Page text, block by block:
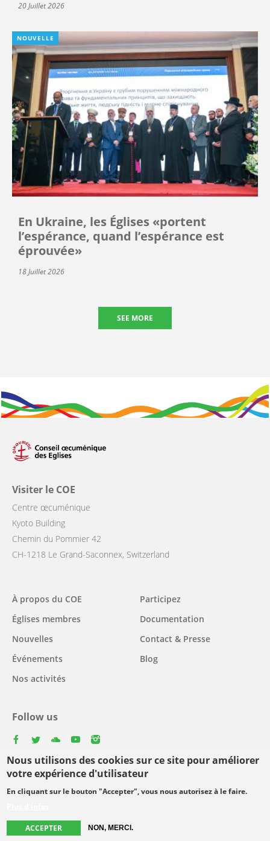
Nous utilisons des cookies sur ce site pour améliorer
votre expérience d'utilisateur
En cliquant sur le bouton "Accepter", vous nous autorisez à le faire.
ACCEPTER NON, MERCI.
20 Juillet 2026
NOUVELLE
En Ukraine, les Églises «portent
l’espérance, quand l’espérance est
éprouvée»
18 Juillet 2026
SEE MORE
Visiter le COE
Centre œcuménique
Kyoto Building
Chemin du Pommier 42
CH-1218 Le Grand-Saconnex, Switzerland
Main
navigation
À propos du COE
Églises membres
Nouvelles
Événements
Nos activités
Participez
Documentation
Contact & Presse
Blog
Follow us
Select
your
Footer
Protection des données personnelles